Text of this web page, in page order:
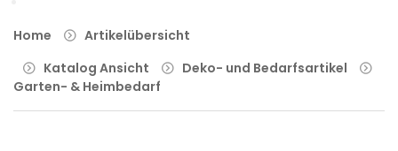
Home
Artikelübersicht
Katalog Ansicht
Deko- und Bedarfsartikel
Garten- & Heimbedarf